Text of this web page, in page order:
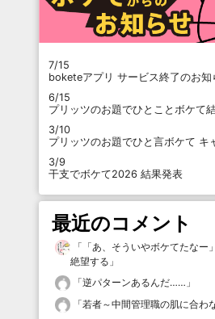
7/15
boketeアプリ サービス終了のお知
6/15
プリッツのお題でひとことボケて
3/10
プリッツのお題でひと言ボケて キ
3/9
干支でボケて2026 結果発表
最近のコメント
「 「あ、そういやボケてたなー
絶望する 」
「逆パターンあるんだ…… 」
「若者～中間管理職の肌に合わ